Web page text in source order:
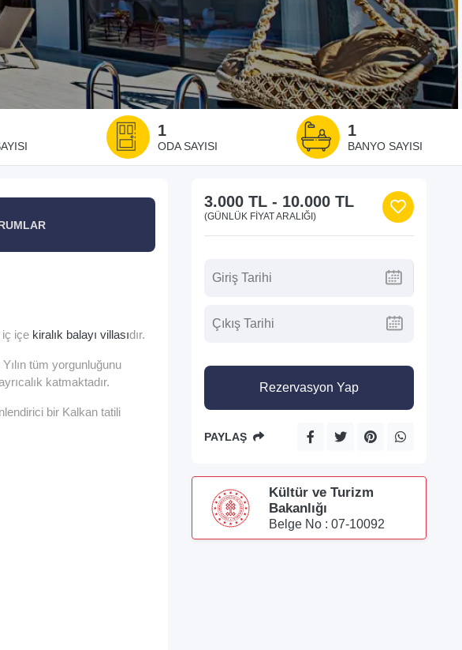
1
ODA SAYISI
1
BANYO SAYISI
iç içe kiralık balayı villasıdır.
tüm yorgunluğunu
katmaktadır.
bir Kalkan tatili
3.000 TL- 10.000 TL
(GÜNLÜK FIYAT ARALIĞI)
Rezervasyon Yap
PAYLAŞ
Kültür ve Turizm
Bakanlığı
Belge No : 07-10092